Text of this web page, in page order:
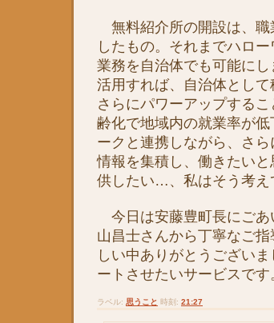
無料紹介所の開設は、職
したもの。それまでハロ
業務を自治体でも可能に
活用すれば、自治体とし
さらにパワーアップする
齢化で地域内の就業率が
ークと連携しながら、さ
情報を集積し、働きたい
供したい…、私はそう考え
今日は安藤豊町長にごあ
山昌士さんから丁寧なご
しい中ありがとうござい
ートさせたいサービスです
ラベル: 思うこと 時刻: 21:27